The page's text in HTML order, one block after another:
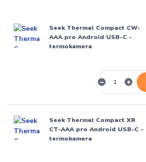
Seek Thermal Compact CW-
AAA pro Android USB-C -
termokamera
Seek Thermal Compact XR
CT-AAA pro Android USB-C -
termokamera